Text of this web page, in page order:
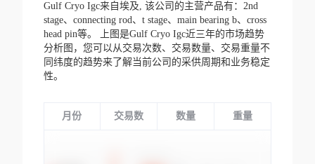
Gulf Cryo Igc来自埃及, 该公司的主营产品有：2nd
stage、connecting rod、t stage、main bearing b、cross
head pin等。
上图是Gulf Cryo Igc近三年的市场趋势
分析图，您可以从交易次数、交易数量、交易重量不
同纬度的趋势来了解当前公司的采供周期和业务稳定
性。
月份 交易数 数量 重量